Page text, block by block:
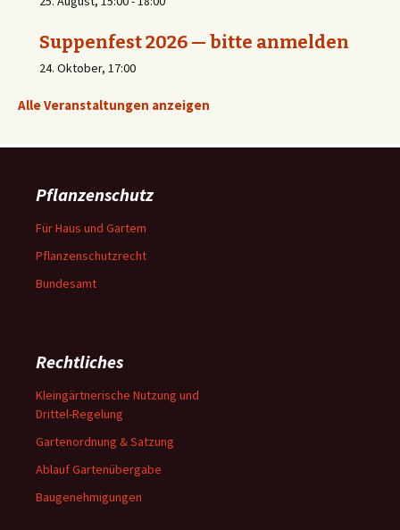
Suppenfest 2026 — bitte anmelden
24. Oktober, 17:00
Alle Veranstaltungen anzeigen
Pflanzenschutz
Für Haus und Gartem
Pflanzenschutzrecht
Bundesamt
Rechtliches
Kleingärtnerische Nutzung und
Drittel-Regelung
Gartenordnung & Satzung
Ablauf Gartenübergabe
Baugenehmigungen